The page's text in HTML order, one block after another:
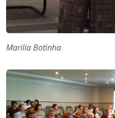
Marilia Botinha